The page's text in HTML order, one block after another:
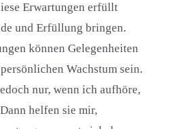
Erwartungen erfüllt
und Erfüllung bringen.
können Gelegenheiten
Wachstum sein.
nur, wenn ich aufhöre,
helfen sie mir,